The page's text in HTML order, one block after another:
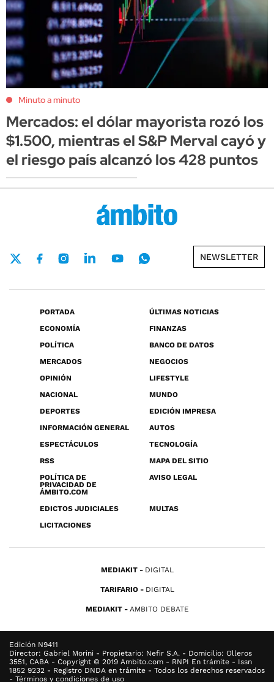
Minuto a minuto
Mercados: el dólar mayorista rozó los
$1.500, mientras el S&P Merval cayó y
el riesgo país alcanzó los 428 puntos
NEWSLETTER
PORTADA
ÚLTIMAS NOTICIAS
ECONOMÍA
FINANZAS
POLÍTICA
BANCO DE DATOS
MERCADOS
NEGOCIOS
OPINIÓN
LIFESTYLE
NACIONAL
MUNDO
DEPORTES
EDICIÓN IMPRESA
INFORMACIÓN GENERAL
AUTOS
ESPECTÁCULOS
TECNOLOGÍA
RSS
MAPA DEL SITIO
POLÍTICA DE
PRIVACIDAD DE
ÁMBITO.COM
AVISO LEGAL
EDICTOS JUDICIALES
MULTAS
LICITACIONES
MEDIAKIT DIGITAL
TARIFARIO DIGITAL
MEDIAKIT AMBITO DEBATE
Edición N9411
Director: Gabriel Morini - Propietario: Nefir S.A. - Domicilio: Olleros
3551, CABA - Copyright © 2019 Ambito.com - RNPI En trámite - Issn
1852 9232 - Registro DNDA en trámite - Todos los derechos reservados
- Términos y condiciones de uso